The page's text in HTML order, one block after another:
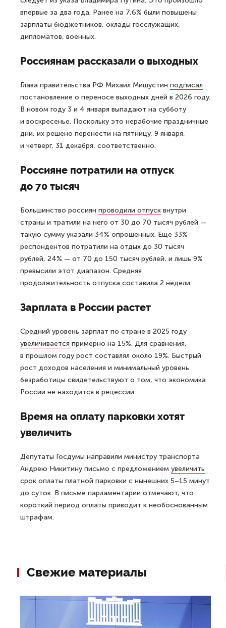
впервые за два года. Ранее на 7,6% были повышены
зарплаты бюджетников, оклады госслужащих,
дипломатов, военных.
Россиянам рассказали о выходных
Глава правительства РФ Михаил Мишустин подписал
постановление о переносе выходных дней в 2026 году.
В новом году 3 и 4 января выпадают на субботу
и воскресенье. Поскольку это нерабочие праздничные
дни, их решено перенести на пятницу, 9 января,
и четверг, 31 декабря, соответственно.
Россияне потратили на отпуск
до 70 тысяч
Большинство россиян проводили отпуск внутри
страны и тратили на него от 30 до 70 тысяч рублей —
такую сумму указали 34% опрошенных. Еще 33%
респондентов потратили на отдых до 30 тысяч
рублей, 24% — от 70 до 150 тысяч рублей, и лишь 9%
превысили этот диапазон. Средняя
продолжительность отпуска составила 2 недели.
Зарплата в России растет
Средний уровень зарплат по стране в 2025 году
увеличивается примерно на 15%. Для сравнения,
в прошлом году рост составлял около 19%. Быстрый
рост доходов населения и минимальный уровень
безработицы свидетельствуют о том, что экономика
России не находится в рецессии.
Время на оплату парковки хотят
увеличить
Депутаты Госдумы направили министру транспорта
Андрею Никитину письмо с предложением увеличить
срок оплаты платной парковки с нынешних 5–15 минут
до суток. В письме парламентарии отмечают, что
короткий период оплаты приводит к необоснованным
штрафам.
Свежие материалы